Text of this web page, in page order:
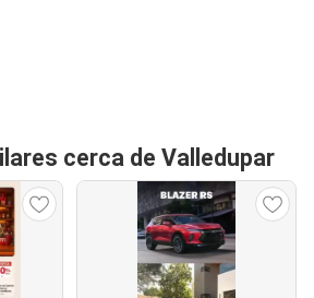
cerca de Valledupar